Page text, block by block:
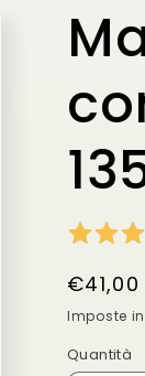
Prezzo
di
listino
€41,00
Imposte
Quantità